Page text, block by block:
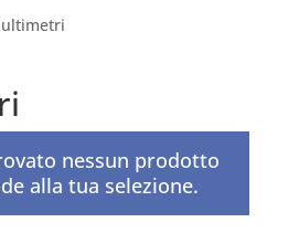
nessun prodotto
alla tua selezione.